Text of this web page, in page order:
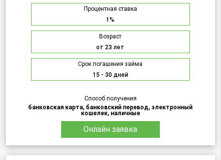
Процентная ставка
1%
Возраст
от 23 лет
Срок погашения займа
15 - 30 дней
Способ получения
банковская карта, банковский перевод, электронный
кошелек, наличные
Онлайн заявка